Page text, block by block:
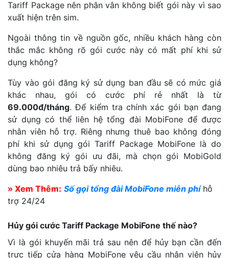
Tariff Package nên phân vân không biết gói này vì sao
xuất hiện trên sim.
Ngoài thông tin về nguồn gốc, nhiều khách hàng còn
thắc mắc không rõ gói cước này có mất phí khi sử
dụng không?
Tùy vào gói đăng ký sử dụng ban đầu sẽ có mức giá
khác nhau, gói có cước phí rẻ nhất là từ
69.000đ/tháng. Để kiểm tra chính xác gói bạn đang
sử dụng có thể liên hệ tổng đài MobiFone để được
nhân viên hỗ trợ. Riêng nhưng thuê bao không đóng
phí khi sử dụng gói Tariff Package MobiFone là do
không đăng ký gói ưu đãi, mà chọn gói MobiGold
dùng bao nhiêu trả bấy nhiêu.
» Xem Thêm: Số gọi tổng đài MobiFone miễn phíhỗ
trợ 24/24
Hủy gói cước Tariff Package MobiFone thế nào?
Vì là gói khuyến mãi trả sau nên để hủy bạn cần đến
trực tiếp cửa hàng MobiFone yêu cầu nhân viên hủy